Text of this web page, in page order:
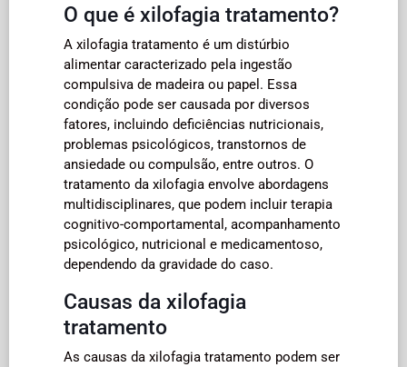
O que é xilofagia tratamento?
A xilofagia tratamento é um distúrbio
alimentar caracterizado pela ingestão
compulsiva de madeira ou papel. Essa
condição pode ser causada por diversos
fatores, incluindo deficiências nutricionais,
problemas psicológicos, transtornos de
ansiedade ou compulsão, entre outros. O
tratamento da xilofagia envolve abordagens
multidisciplinares, que podem incluir terapia
cognitivo-comportamental, acompanhamento
psicológico, nutricional e medicamentoso,
dependendo da gravidade do caso.
Causas da xilofagia
tratamento
As causas da xilofagia tratamento podem ser